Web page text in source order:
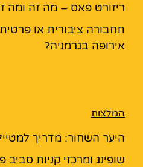
ריזורט פאס – מה זה ומה
תחבורה ציבורית או
אירופה בגרמניה?
המלצות
היער השחור: מדריך
שופינג ומרכזי קניות